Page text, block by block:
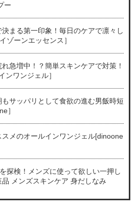
ー
まる第一印象！毎日のケアで凛々し
ゾーンエッセンス］
急増中！？簡単スキンケアで対策！
ンワンジェル］
サッパリとして食欲の進む男飯時短
］
メのオールインワンジェル[dinoone
探検！メンズに使って欲しい一押し
メンズスキンケア 身だしなみ